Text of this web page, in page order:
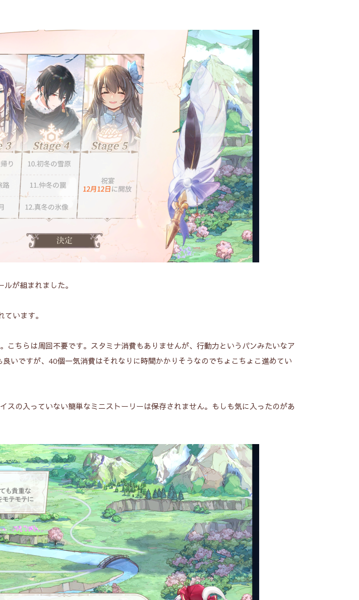
が組まれました。
います。
ちらは周回不要です。スタミナ消費もありませんが、行動力というパンみたいなア
いですが、40個一気消費はそれなりに時間かかりそうなのでちょこちょこ進めてい
の入っていない簡単なミニストーリーは保存されません。もしも気に入ったのがあ